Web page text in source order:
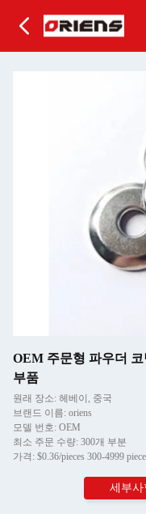
OEM 주문형 파우더
부품
원래 장소: 헤베이, 중국
브랜드 이름: oriens
모델 번호: OEM
최소 주문 수량: 300개 부분
가격: $0.36/pieces 300-4999
세부사